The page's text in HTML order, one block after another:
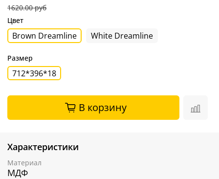
1620.00 руб
Цвет
Brown Dreamline White Dreamline
Размер
712*396*18
В корзину
Характеристики
Материал
МДФ